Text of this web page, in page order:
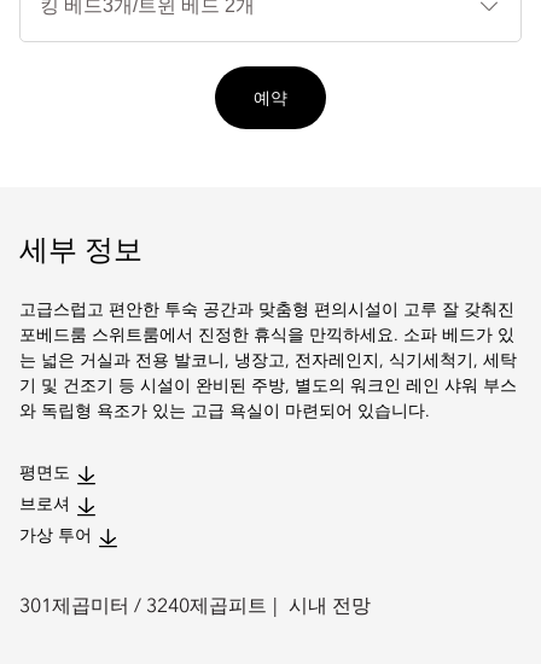
입
예약
세부 정보
고급스럽고 편안한 투숙 공간과 맞춤형 편의시설이 고루 잘 갖춰진
포베드룸 스위트룸에서 진정한 휴식을 만끽하세요. 소파 베드가 있
는 넓은 거실과 전용 발코니, 냉장고, 전자레인지, 식기세척기, 세탁
기 및 건조기 등 시설이 완비된 주방, 별도의 워크인 레인 샤워 부스
와 독립형 욕조가 있는 고급 욕실이 마련되어 있습니다.
평면도
브로셔
가상 투어
301 제곱미터 / 3240제곱피트 시내 전망